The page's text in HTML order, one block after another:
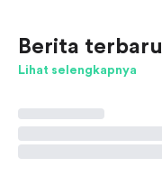
Berita terbaru
Lihat selengkapnya